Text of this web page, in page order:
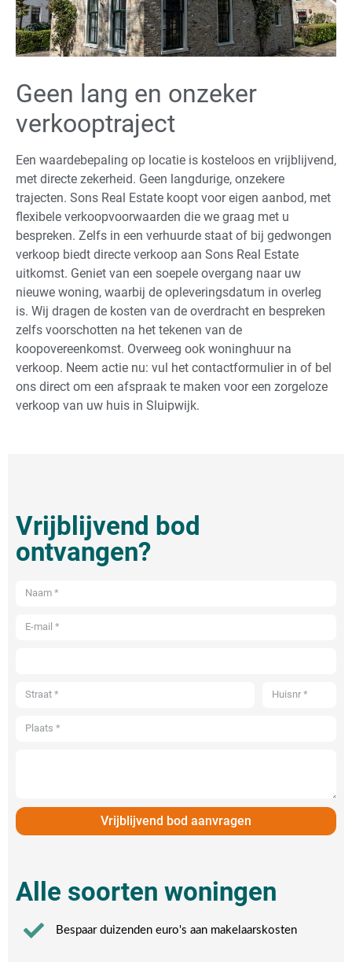
Geen lang en onzeker
verkooptraject
Een waardebepaling op locatie is kosteloos en vrijblijvend,
met directe zekerheid. Geen langdurige, onzekere
trajecten. Sons Real Estate koopt voor eigen aanbod, met
flexibele verkoopvoorwaarden die we graag met u
bespreken. Zelfs in een verhuurde staat of bij gedwongen
verkoop biedt directe verkoop aan Sons Real Estate
uitkomst. Geniet van een soepele overgang naar uw
nieuwe woning, waarbij de opleveringsdatum in overleg
is. Wij dragen de kosten van de overdracht en bespreken
zelfs voorschotten na het tekenen van de
koopovereenkomst. Overweeg ook woninghuur na
verkoop. Neem actie nu: vul het contactformulier in of bel
ons direct om een afspraak te maken voor een zorgeloze
verkoop van uw huis in Sluipwijk.
Vrijblijvend bod
ontvangen?
Vrijblijvend bod aanvragen
Alle soorten woningen
Bespaar duizenden euro's aan makelaarskosten